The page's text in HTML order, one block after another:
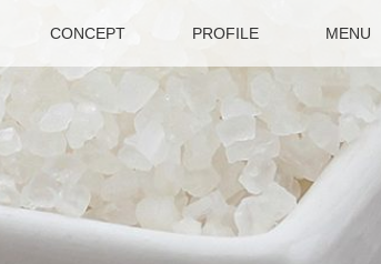
CONCEPT PROFILE MENU